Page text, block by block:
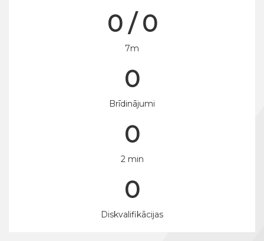
0 / 0
7m
0
Brīdinājumi
0
2 min
0
Diskvalifikācijas